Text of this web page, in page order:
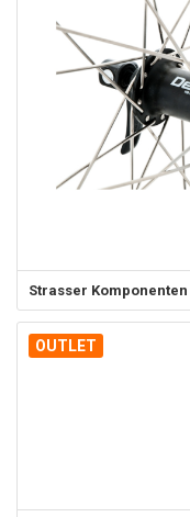
Strasser Komponenten
OUTLET